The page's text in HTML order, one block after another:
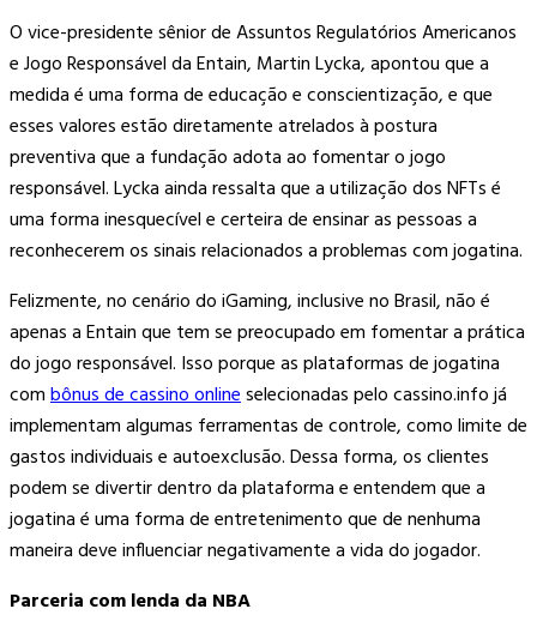
O vice-presidente sênior de Assuntos Regulatórios Americanos
e Jogo Responsável da Entain, Martin Lycka, apontou que a
medida é uma forma de educação e conscientização, e que
esses valores estão diretamente atrelados à postura
preventiva que a fundação adota ao fomentar o jogo
responsável. Lycka ainda ressalta que a utilização dos NFTs é
uma forma inesquecível e certeira de ensinar as pessoas a
reconhecerem os sinais relacionados a problemas com jogatina.
Felizmente, no cenário do iGaming, inclusive no Brasil, não é
apenas a Entain que tem se preocupado em fomentar a prática
do jogo responsável. Isso porque as plataformas de jogatina
combônus de cassino onlineselecionadas pelo cassino.info já
implementam algumas ferramentas de controle, como limite de
gastos individuais e autoexclusão. Dessa forma, os clientes
podem se divertir dentro da plataforma e entendem que a
jogatina é uma forma de entretenimento que de nenhuma
maneira deve influenciar negativamente a vida do jogador.
Parceria com lenda da NBA